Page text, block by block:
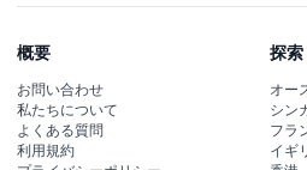
概要
お問い合わせ
私たちについて
よくある質問
利用規約
探索
オー
シン
フラ
イギ